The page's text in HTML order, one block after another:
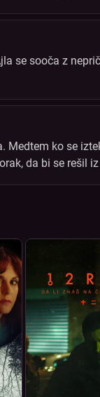
se sooča z
ko se
da bi se rešil